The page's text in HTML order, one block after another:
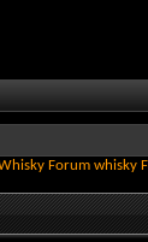
Forum whisky